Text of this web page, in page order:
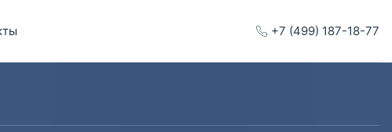
+7 (499) 187-18-77